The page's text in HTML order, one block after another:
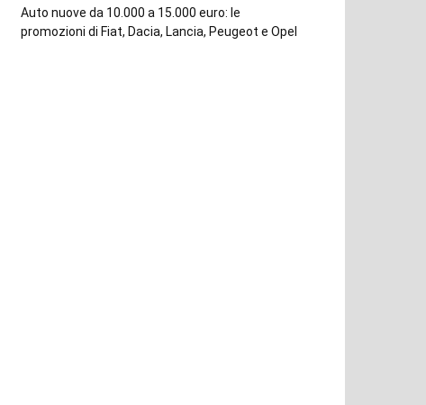
Auto nuove da 10.000 a 15.000 euro: le
promozioni di Fiat, Dacia, Lancia, Peugeot e Opel